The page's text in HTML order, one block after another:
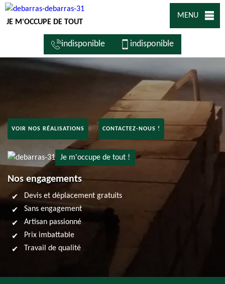
JE M'OCCUPE DE TOUT
MENU
indisponible indisponible
VOIR NOS RÉALISATIONS CONTACTEZ-NOUS !
Je m'occupe de tout !
Nos engagements
Devis et déplacement gratuits
Sans engagement
Artisan passionné
Prix imbattable
Travail de qualité